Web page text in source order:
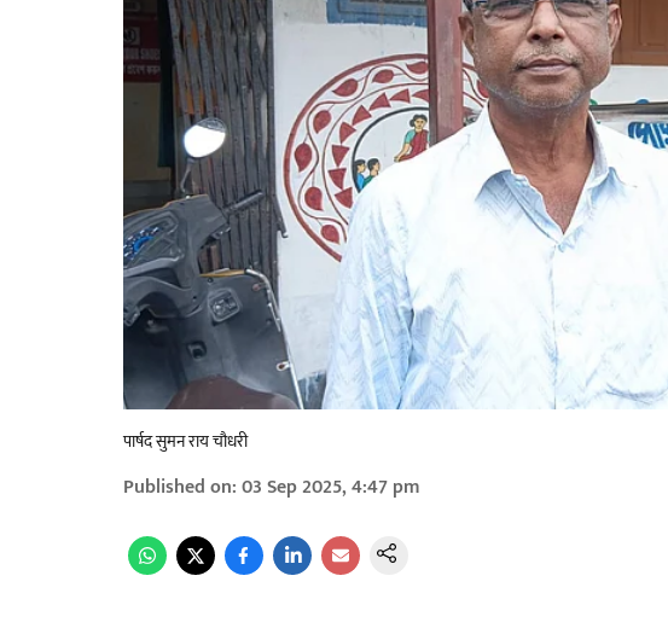
पार्षद सुमन राय चौधरी
Published on:03 Sep 2025, 4:47 pm